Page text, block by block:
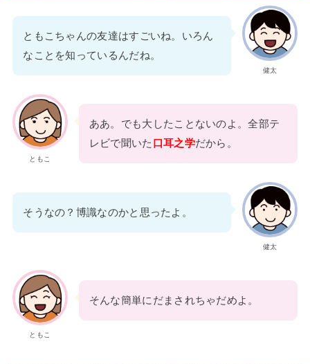
健太
ともこちゃんの友達はすごいね。いろん
なことを知っているんだね。
ともこ
ああ。でも大したことないのよ。全部テ
レビで聞いた 口耳之学だから。
健太
そうなの？博識なのかと思ったよ。
ともこ
そんな簡単にだまされちゃだめよ。